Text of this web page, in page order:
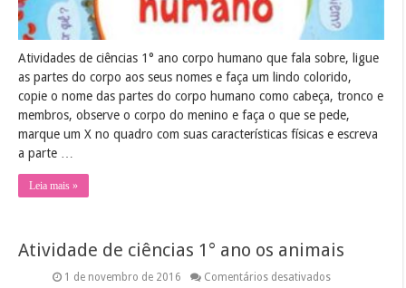
Atividades de ciências 1° ano corpo humano que fala sobre, ligue
as partes do corpo aos seus nomes e faça um lindo colorido,
copie o nome das partes do corpo humano como cabeça, tronco e
membros, observe o corpo do menino e faça o que se pede,
marque um X no quadro com suas características físicas e escreva
a parte …
Leia mais »
Atividade de ciências 1° ano os animais
1 de novembro de 2016 Comentários desativadosem